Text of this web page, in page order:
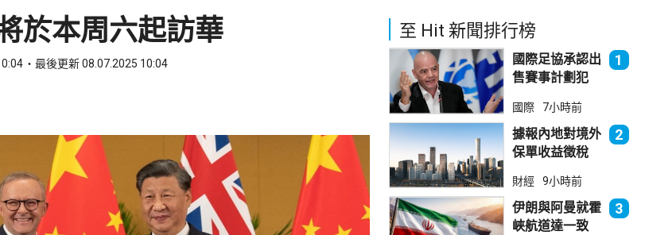
於本周六起訪華
最後更新 08.07.2025 10:04
至 Hit 新聞排行榜
國際足協承認出
售賽事計劃犯
持恩芬天奴
1
國際 7小時前
據報內地對境外
保單收益徵稅
倫敦股價急跌
2
財經 9小時前
伊朗與阿曼就霍
峽航道達一致
3